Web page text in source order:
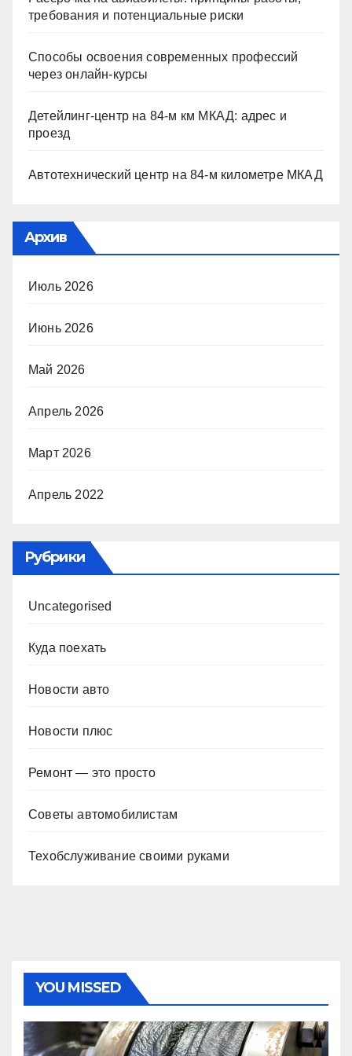
требования и потенциальные риски
Способы освоения современных профессий
через онлайн-курсы
Детейлинг-центр на 84-м км МКАД: адрес и
проезд
Автотехнический центр на 84-м километре МКАД
Архив
Июль 2026
Июнь 2026
Май 2026
Апрель 2026
Март 2026
Апрель 2022
Рубрики
Uncategorised
Куда поехать
Новости авто
Новости плюс
Ремонт — это просто
Советы автомобилистам
Техобслуживание своими руками
YOU MISSED